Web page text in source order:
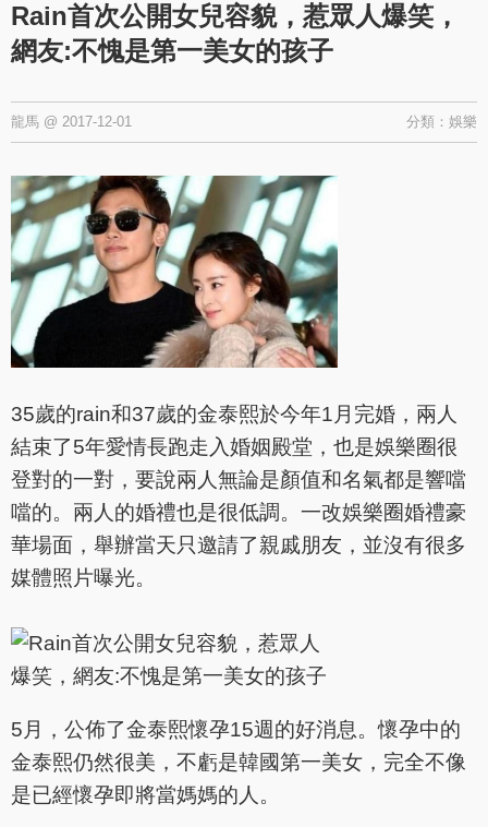
Rain首次公開女兒容貌，惹眾人爆笑，
網友:不愧是第一美女的孩子
分類： 娛樂
龍馬 @ 2017-12-01
35歲的rain和37歲的金泰熙於今年1月完婚，兩人
結束了5年愛情長跑走入婚姻殿堂，也是娛樂圈很
登對的一對，要說兩人無論是顏值和名氣都是響噹
噹的。兩人的婚禮也是很低調。一改娛樂圈婚禮豪
華場面，舉辦當天只邀請了親戚朋友，並沒有很多
媒體照片曝光。
5月，公佈了金泰熙懷孕15週的好消息。懷孕中的
金泰熙仍然很美，不虧是韓國第一美女，完全不像
是已經懷孕即將當媽媽的人。